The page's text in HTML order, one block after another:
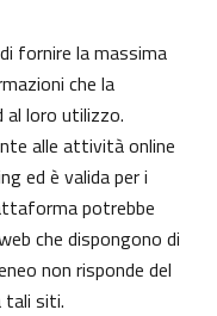
fornire la massima
che la
loro utilizzo.
alle attività online
ed è valida per i
potrebbe
che dispongono di
non risponde del
siti.